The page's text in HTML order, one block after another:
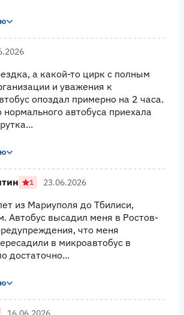
а какой-то цирк с полным
и уважения к
опоздал примерно на 2 часа.
автобуса приехала
1 23.06.2026
из Мариуполя до Тбилиси,
Автобус высадил меня в Ростов-
что меня
в микроавтобус в
достаточно...